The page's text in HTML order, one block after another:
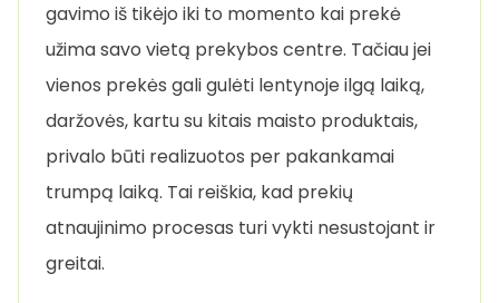
gavimo iš tikėjo iki to momento kai prekė
užima savo vietą prekybos centre. Tačiau jei
vienos prekės gali gulėti lentynoje ilgą laiką,
daržovės, kartu su kitais maisto produktais,
privalo būti realizuotos per pakankamai
trumpą laiką. Tai reiškia, kad prekių
atnaujinimo procesas turi vykti nesustojant ir
greitai.